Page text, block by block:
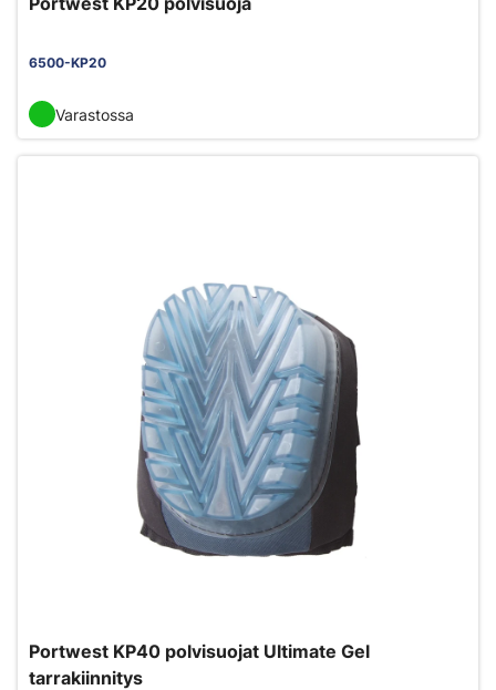
6500-KP20
Varastossa
Portwest KP40 polvisuojat Ultimate Gel
tarrakiinnitys